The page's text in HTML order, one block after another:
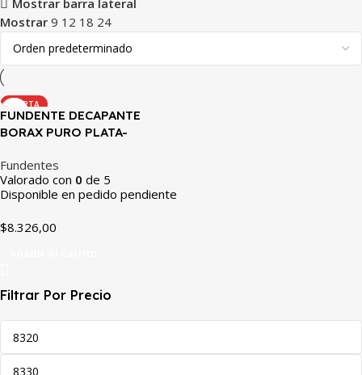
Filtrar Por Precio
Mostrar barra lateral
Mostrar 9 12 18 24
OFERTA
FUNDENTE DECAPANTE
BORAX PURO PLATA-
Fundentes
Valorado con 0 de 5
Disponible en pedido pendiente
$8.326,00